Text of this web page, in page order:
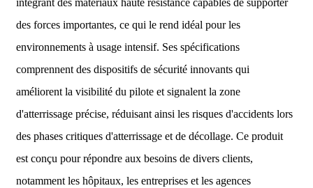
intégrant des matériaux haute résistance capables de supporter
des forces importantes, ce qui le rend idéal pour les
environnements à usage intensif. Ses spécifications
comprennent des dispositifs de sécurité innovants qui
améliorent la visibilité du pilote et signalent la zone
d'atterrissage précise, réduisant ainsi les risques d'accidents lors
des phases critiques d'atterrissage et de décollage. Ce produit
est conçu pour répondre aux besoins de divers clients,
notamment les hôpitaux, les entreprises et les agences